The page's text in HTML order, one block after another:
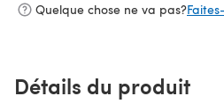
Quelque chose ne va pas?
Détails du produit